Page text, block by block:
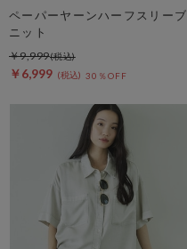
ペーパーヤーンハーフスリーブ
ニット
￥6,999 30％OFF
￥9,999